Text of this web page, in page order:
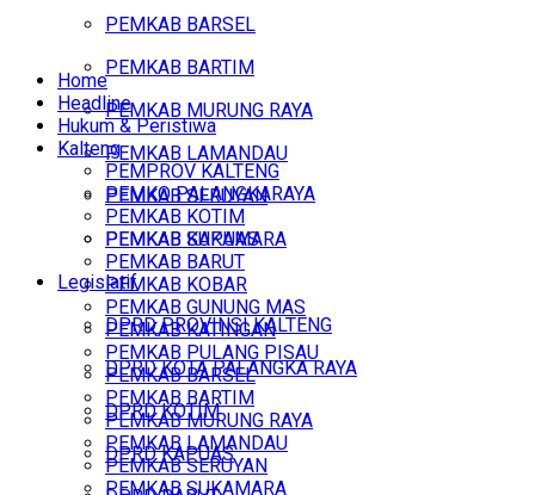
PEMKAB BARSEL
PEMKAB BARTIM
PEMKAB MURUNG RAYA
PEMKAB LAMANDAU
PEMKAB SERUYAN
PEMKAB SUKAMARA
Legislatif
DPRD PROVINSI KALTENG
DPRD KOTA PALANGKA RAYA
DPRD KOTIM
DPRD KAPUAS
Home
Headline
Hukum & Peristiwa
Kalteng
PEMPROV KALTENG
PEMKO PALANGKARAYA
PEMKAB KOTIM
PEMKAB KAPUAS
PEMKAB BARUT
PEMKAB KOBAR
PEMKAB GUNUNG MAS
PEMKAB KATINGAN
PEMKAB PULANG PISAU
PEMKAB BARSEL
PEMKAB BARTIM
PEMKAB MURUNG RAYA
PEMKAB LAMANDAU
PEMKAB SERUYAN
PEMKAB SUKAMARA